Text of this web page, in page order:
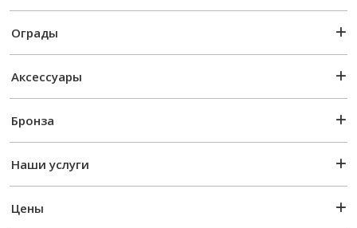
Ограды
Аксессуары
Бронза
Наши услуги
Цены